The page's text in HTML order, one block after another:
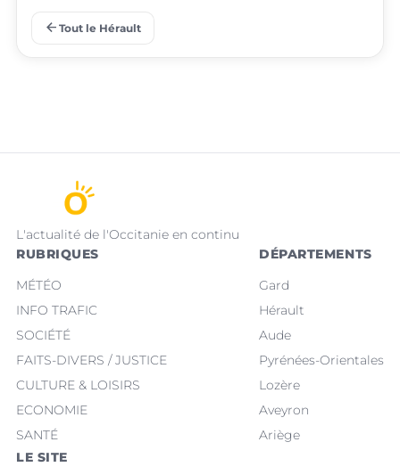
place
arrow_back Tout le Hérault
L'actualité de l'Occitanie en continu
RUBRIQUES
MÉTÉO
INFO TRAFIC
SOCIÉTÉ
FAITS-DIVERS / JUSTICE
CULTURE & LOISIRS
ECONOMIE
SANTÉ
DÉPARTEMENTS
Gard
Hérault
Aude
Pyrénées-Orientales
Lozère
Aveyron
Ariège
LE SITE